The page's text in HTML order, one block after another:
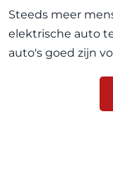
Steeds meer
elektrische auto
auto's goed zijn
hebt,dient u wel
aanschaffen van e